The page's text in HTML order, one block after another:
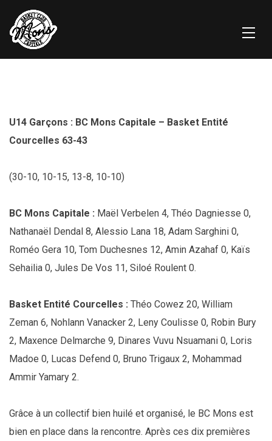
U14 Garçons : BC Mons Capitale – Basket Entité
Courcelles 63-43
(30-10, 10-15, 13-8, 10-10)
BC Mons Capitale : Maël Verbelen 4, Théo Dagniesse 0,
Nathanaël Dendal 8, Alessio Lana 18, Adam Sarghini 0,
Roméo Gera 10, Tom Duchesnes 12, Amin Azahaf 0, Kaïs
Sehailia 0, Jules De Vos 11, Siloé Roulent 0.
Basket Entité Courcelles : Théo Cowez 20, William
Zeman 6, Nohlann Vanacker 2, Leny Coulisse 0, Robin Bury
2, Maxence Delmarche 9, Dinares Vuvu Nsuamani 0, Loris
Madoe 0, Lucas Defend 0, Bruno Trigaux 2, Mohammad
Ammir Yamary 2.
Grâce à un collectif bien huilé et organisé, le BC Mons est
bien en place dans la rencontre. Après ces dix premières